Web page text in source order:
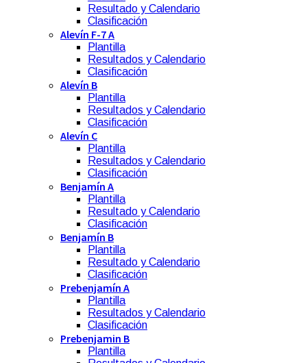
Resultado y Calendario
Clasificación
Alevín F-7 A
Plantilla
Resultados y Calendario
Clasificación
Alevín B
Plantilla
Resultados y Calendario
Clasificación
Alevín C
Plantilla
Resultados y Calendario
Clasificación
Benjamín A
Plantilla
Resultado y Calendario
Clasificación
Benjamín B
Plantilla
Resultado y Calendario
Clasificación
Prebenjamín A
Plantilla
Resultados y Calendario
Clasificación
Prebenjamin B
Plantilla